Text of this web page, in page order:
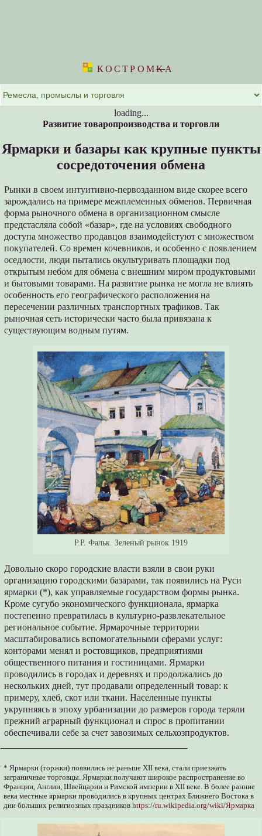
КОСТРОМKА
loading...
Развитие товаропроизводства и торговли
Ярмарки и базары как крупные пункты
сосредоточения обмена
Рынки в своем интуитивно-первозданном виде скорее всего
зарождались на примере межплеменных обменов. Первичная
форма рыночного обмена в организационном смысле
предстасляла собой «базар», где на условиях свободного
доступа множество продавцов взаимодейстуют с множеством
покупателей. Со времен кочевников, и особенно с появлением
оседлости, люди пытались окультуривать площадки под
открытым небом для обмена с внешним миром продуктовыми
и бытовыми товарами. На развитие рынка не могла не влиять
особенность его географического расположения на
пересечении различных транспортных трафиков. Так
рыночная сеть исторически часто была привязана к
существующим водным путям.
Р.Р. Фальк. Зеленый рынок 1919
Довольно скоро городские власти взяли в свои руки
организацию городскими базарами, так появились на Руси
ярмарки (*), как управляемые государством формы рынка.
Кроме сугубо экономического функционала, ярмарка
постепенно превратилась в культурно-развлекательное
региональное событие. Ярмарочные территории
масштабировались вспомогательными сферами услуг:
конторами менял и ростовщиков, предприятиями
общественного питания и гостиницами. Ярмарки
проводились в городах и деревнях и продолжались до
нескольких дней, тут продавали определенный товар: к
примеру, хлеб, скот или ткани. Населенные пункты
укрупняясь в эпоху урбанизации до размеров города теряли
прежний аграрный функционал и спрос в пропитании
обеспечивали себе за счет завозимых сельхозпродуктов.
* Ярмарки (торжки) появились не раньше XII века, стали приезжать
заграничные торговцы. Ярмарки получают широкое распространение во
Франции, Англии, Швейцарии и Римской империи в XII веке. В более ранние
века местные ярмарки проводились в крупных центрах Ближнего Востока в
дни больших религиозных праздниковhttps://ru.wikipedia.org/wiki/Ярмарка